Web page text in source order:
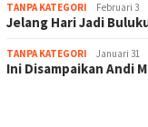
TANPA KATEGORI Februari 3
Jelang Hari Jadi
TANPA KATEGORI Januari 31
Ini Disampaikan Andi